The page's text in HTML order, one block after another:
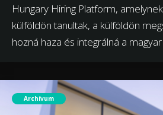
Hungary Hiring Platform,
külföldön tanultak, a külföldön
hozná haza és integrálná a
Archívum